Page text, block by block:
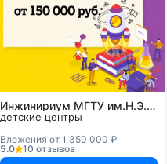
Инжинириум МГТУ им.Н.Э.Баумана
детские центры
Вложения от 1 350 000 ₽
5.0
10 отзывов